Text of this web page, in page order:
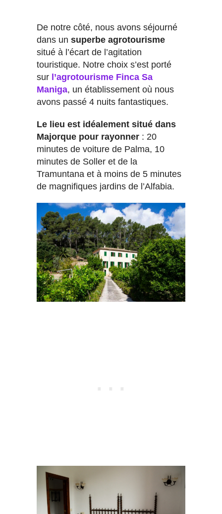
De notre côté, nous avons séjourné
dans un superbe agrotourisme
situé à l’écart de l’agitation
touristique. Notre choix s’est porté
sur l’agrotourisme Finca Sa
Maniga, un établissement où nous
avons passé 4 nuits fantastiques.
Le lieu est idéalement situé dans
Majorque pour rayonner : 20
minutes de voiture de Palma, 10
minutes de Soller et de la
Tramuntana et à moins de 5 minutes
de magnifiques jardins de l’Alfabia.